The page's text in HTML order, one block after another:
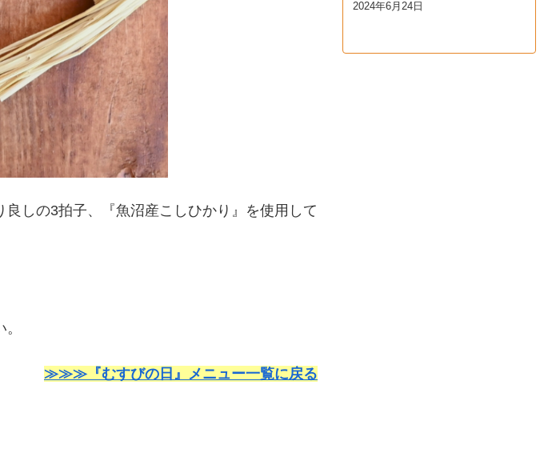
しの3拍子、『魚沼産こしひかり』を使用して
≫≫≫『むすびの日』メニュー一覧に戻る
2024年6月24日